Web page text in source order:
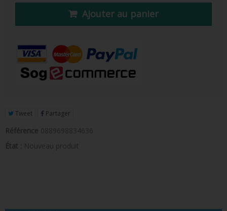
FUNKO VINYL SODA
FUNKO POP PIN
PELUCHE
Ajouter au panier
Tweet Partager
Référence 0889698834636
État : Nouveau produit